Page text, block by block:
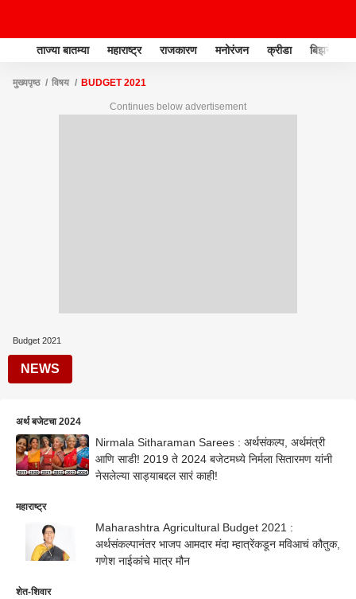
ताज्या बातम्या महाराष्ट्र राजकारण मनोरंजन क्रीडा बिझनेस
मुख्यपृष्ठ विषय BUDGET 2021
Continues below advertisement
Budget 2021
NEWS
अर्थ बजेटचा 2024
Nirmala Sitharaman Sarees : अर्थसंकल्प, अर्थमंत्री
आणि साडी! 2019 ते 2024 बजेटमध्ये निर्मला सितारमण यांनी
नेसलेल्या साड्याबद्दल सारं काही!
महाराष्ट्र
Maharashtra Agricultural Budget 2021 :
अर्थसंकल्पानंतर भाजप आमदार मंदा म्हात्रेंकडून मविआचं कौतुक,
गणेश नाईकांचे मात्र मौन
शेत-शिवार